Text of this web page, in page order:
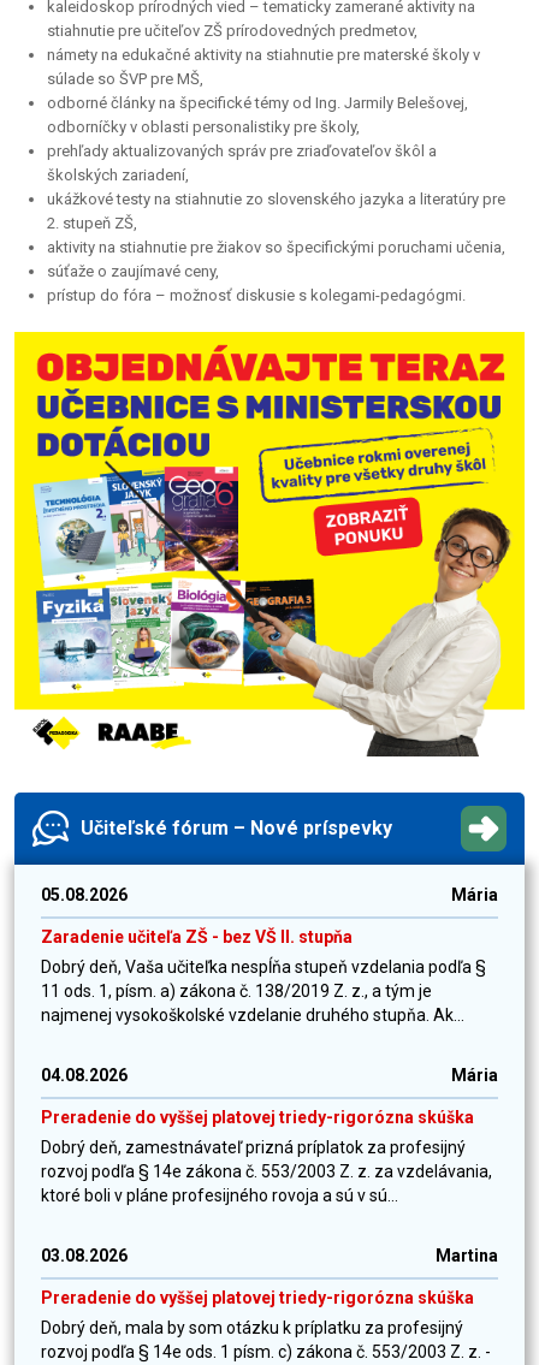
kaleidoskop prírodných vied – tematicky zamerané aktivity na
stiahnutie pre učiteľov ZŠ prírodovedných predmetov,
námety na edukačné aktivity na stiahnutie pre materské školy v
súlade so ŠVP pre MŠ,
odborné články na špecifické témy od Ing. Jarmily Belešovej,
odborníčky v oblasti personalistiky pre školy,
prehľady aktualizovaných správ pre zriaďovateľov škôl a
školských zariadení,
ukážkové testy na stiahnutie zo slovenského jazyka a literatúry pre
2. stupeň ZŠ,
aktivity na stiahnutie pre žiakov so špecifickými poruchami učenia,
súťaže o zaujímavé ceny,
prístup do fóra – možnosť diskusie s kolegami-pedagógmi.
Učiteľské fórum – Nové príspevky
05.08.2026 Mária
Zaradenie učiteľa ZŠ - bez VŠ II. stupňa
Dobrý deň, Vaša učiteľka nespĺňa stupeň vzdelania podľa §
11 ods. 1, písm. a) zákona č. 138/2019 Z. z., a tým je
najmenej vysokoškolské vzdelanie druhého stupňa. Ak...
04.08.2026 Mária
Preradenie do vyššej platovej triedy-rigorózna skúška
Dobrý deň, zamestnávateľ prizná príplatok za profesijný
rozvoj podľa § 14e zákona č. 553/2003 Z. z. za vzdelávania,
ktoré boli v pláne profesijného rovoja a sú v sú...
03.08.2026 Martina
Preradenie do vyššej platovej triedy-rigorózna skúška
Dobrý deň, mala by som otázku k príplatku za profesijný
rozvoj podľa § 14e ods. 1 písm. c) zákona č. 553/2003 Z. z. -